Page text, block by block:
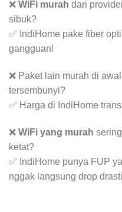
❌ WiFi murah dari
sibuk?
✅ IndiHome pake fiber
gangguan!
❌ Paket lain murah di
tersembunyi?
✅ Harga di IndiHome
❌ WiFi yang murah
ketat?
✅ IndiHome punya FUP
nggak langsung drop